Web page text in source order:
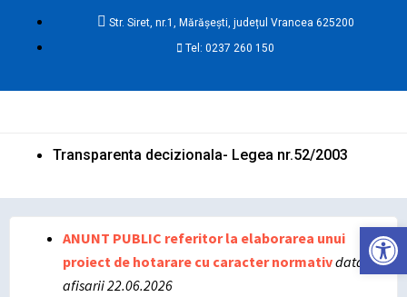
Str. Siret, nr.1, Mărășești, județul Vrancea 625200
Tel: 0237 260 150
Transparenta decizionala- Legea nr.52/2003
ANUNT PUBLIC referitor la elaborarea unui
proiect de hotarare cu caracter normativdata
afisarii 22.06.2026
Deschide